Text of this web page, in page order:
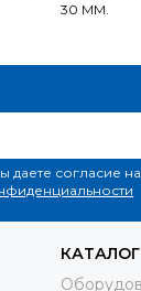
30 ММ.
даете согласие
КАТАЛОГ